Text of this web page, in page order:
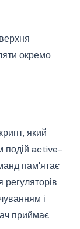
окремо
який
подій active-
пам'ятає
і
приймає